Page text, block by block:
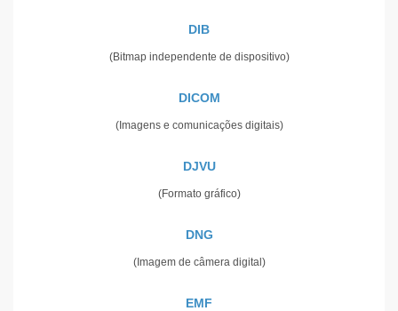
DIB
(Bitmap independente de dispositivo)
DICOM
(Imagens e comunicações digitais)
DJVU
(Formato gráfico)
DNG
(Imagem de câmera digital)
EMF